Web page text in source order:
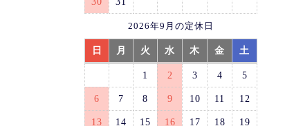
2026年9月の定休日
日 月 火 水 木 金 土
1 2 3 4 5
6 7 8 9 10 11 12
13 14 15 16 17 18 19